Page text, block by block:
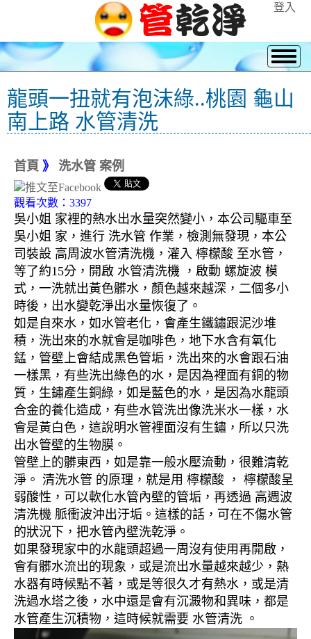
登入
龍頭一扭就有泡沫綠..桃園 龜山
南上路 水管清洗
首頁 》 洗水管 案例
觀看次數：3397
吳小姐 家裡的熱水出水量突然變小，本公司驅車至
吳小姐 家，進行 洗水管 作業，檢測無發現，本公
司裝設 高周波水管清洗機，灌入 檸檬酸 至水管，
等了約15分，開啟 水管清洗機 ，啟動 螺旋波 模
式，一洗就出黃色髒水，顏色越來越深，二個多小
時後，出水變乾淨出水量恢復了。
如是自來水，如水管老化，會產生鐵鏽跟泥沙堆
積，洗出來的水就會是咖啡色，地下水含有氧化
錳，管壁上會結成黑色管垢，洗出來的水會跟石油
一樣黑，有些洗出綠色的水，是因為裡面有銅的物
質，生鏽產生銅綠，如是藍色的水，是因為水龍頭
合金的養化造成，有些水管洗出像洗米水一樣，水
會是黃白色，這說明水管裡面沒有生鏽，所以只洗
出水管壁的生物膜。
管壁上的髒東西，如是靠一般水壓流動，很難清乾
淨。 清洗水管 的原理，就是用 檸檬酸 ， 檸檬酸呈
弱酸性，可以軟化水管內壁的管垢，再透過 高週波
清洗機 脈衝波沖出汙垢。這樣的話，可在不傷水管
的狀況下，把水管內壁洗乾淨。
如果發現家中的水龍頭超過一周沒有使用再開啟，
會有髒水流出的現象，或是流出水量越來越少，熱
水器有時候點不著，或是等很久才有熱水，或是清
洗過水塔之後，水中還是會有沉澱物和異味，都是
水管產生沉積物，這時候就需要 水管清洗 。